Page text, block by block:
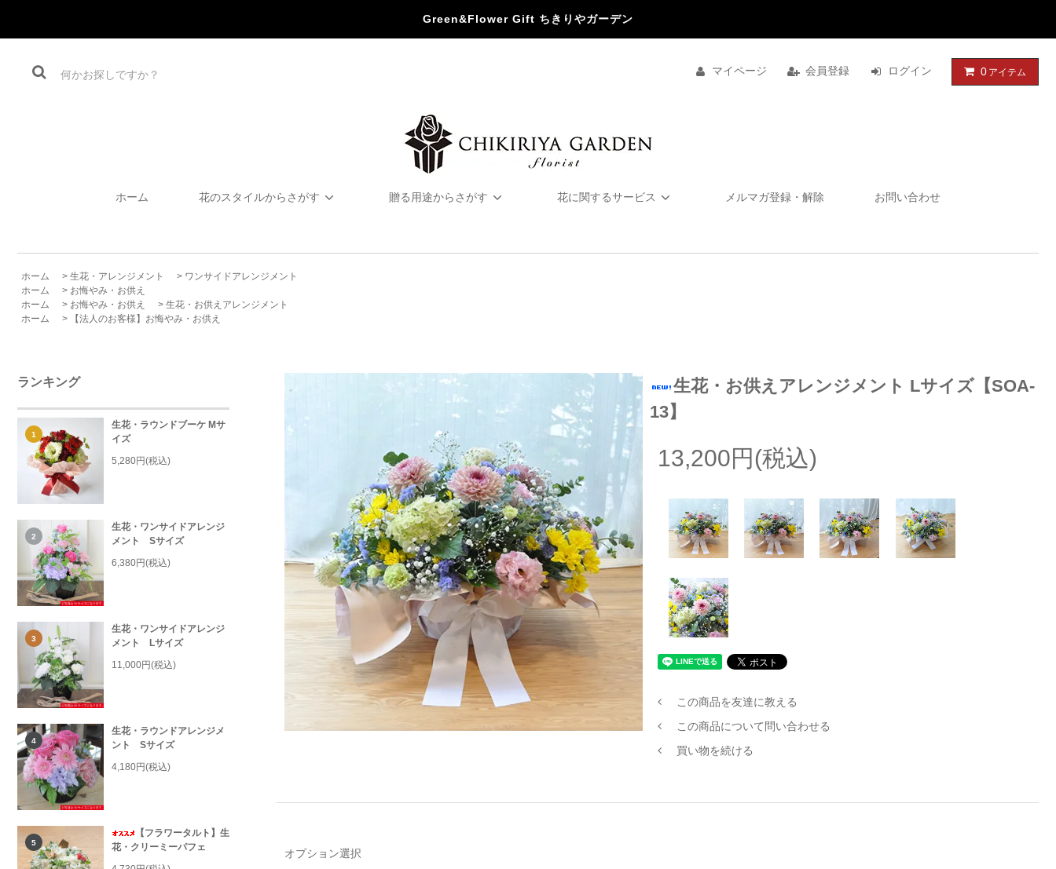
Green&Flower Gift ちきりやガーデン
マイページ 会員登録 ログイン 0 アイテム
ホーム 花のスタイルからさがす 贈る用途からさがす 花に関するサービス メルマガ登録・解除 お問い合わせ
ホーム > 生花・アレンジメント > ワンサイドアレンジメント
ホーム
> お悔やみ・お供え
ホーム
> お悔やみ・お供え > 生花・お供えアレンジメント
ホーム
> 【法人のお客様】お悔やみ・お供え
ランキング
1
生花・ラウンドブーケ Mサ
イズ
5,280円(税込)
2
生花・ワンサイドアレンジ
メント Sサイズ
6,380円(税込)
3
生花・ワンサイドアレンジ
メント Lサイズ
11,000円(税込)
4
生花・ラウンドアレンジメ
ント Sサイズ
4,180円(税込)
5
【フラワータルト】生
花・クリーミーパフェ
生花・お供えアレンジメント Lサイズ【SOA-
13】
13,200円(税込)
この商品を友達に教える
この商品について問い合わせる
買い物を続ける
オプション選択